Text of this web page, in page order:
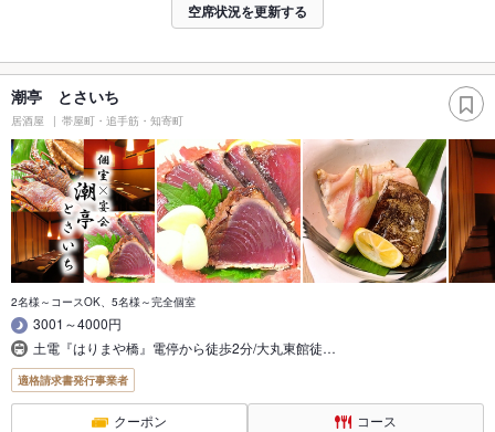
空席状況を更新する
潮亭 とさいち
居酒屋 帯屋町・追手筋・知寄町
2名様～コースOK、5名様～完全個室
3001～4000円
土電『はりまや橋』電停から徒歩2分/大丸東館徒…
適格請求書発行事業者
クーポン コース